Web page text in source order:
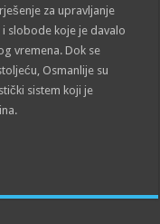
za upravljanje
slobode koje je davalo
vremena. Dok se
Osmanlije su
sistem koji je